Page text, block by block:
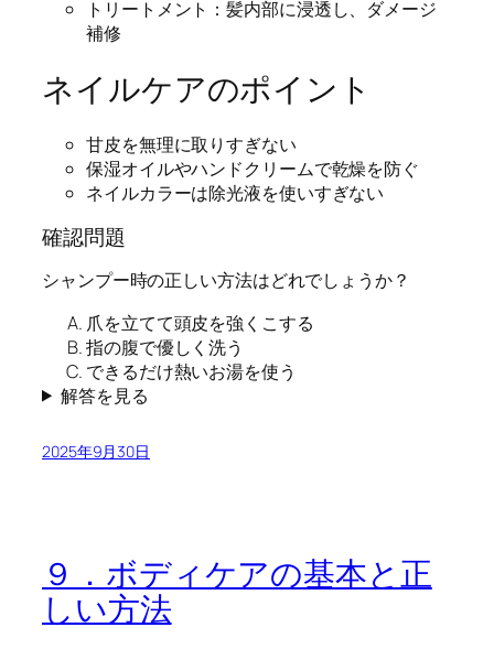
トリートメント：髪内部に浸透し、ダメージ
補修
ネイルケアのポイント
甘皮を無理に取りすぎない
保湿オイルやハンドクリームで乾燥を防ぐ
ネイルカラーは除光液を使いすぎない
確認問題
シャンプー時の正しい方法はどれでしょうか？
爪を立てて頭皮を強くこする
指の腹で優しく洗う
できるだけ熱いお湯を使う
解答を見る
2025年9月30日
９．ボディケアの基本と正
しい方法